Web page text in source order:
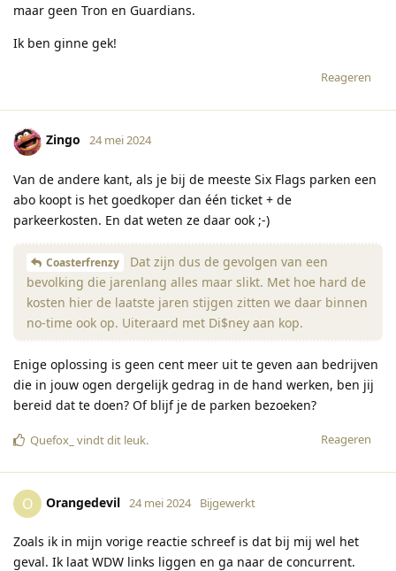
maar geen Tron en Guardians.
Ik ben ginne gek!
Reageren
Zingo 24 mei 2024
Van de andere kant, als je bij de meeste Six Flags parken een
abo koopt is het goedkoper dan één ticket + de
parkeerkosten. En dat weten ze daar ook ;-)
Coasterfrenzy
Dat zijn dus de gevolgen van een
bevolking die jarenlang alles maar slikt. Met hoe hard de
kosten hier de laatste jaren stijgen zitten we daar binnen
no-time ook op. Uiteraard met Di$ney aan kop.
Enige oplossing is geen cent meer uit te geven aan bedrijven
die in jouw ogen dergelijk gedrag in de hand werken, ben jij
bereid dat te doen? Of blijf je de parken bezoeken?
Reageren
Quefox_ vindt dit leuk.
O Orangedevil 24 mei 2024 Bijgewerkt
Zoals ik in mijn vorige reactie schreef is dat bij mij wel het
geval. Ik laat WDW links liggen en ga naar de concurrent.